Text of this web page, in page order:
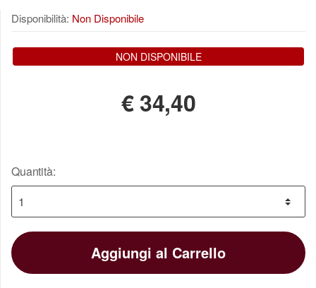
Disponibilità: Non Disponibile
NON DISPONIBILE
€34,40
Quantità:
Aggiungi al Carrello